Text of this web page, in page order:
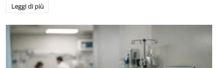
Leggi di più